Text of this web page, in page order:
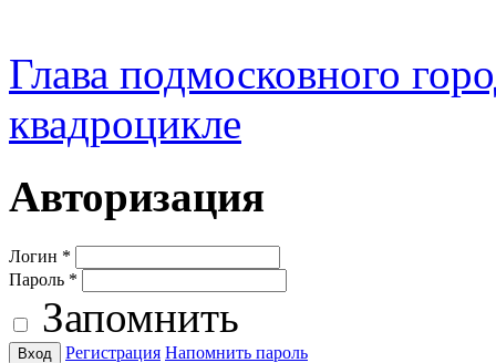
Глава подмосковного
квадроцикле
Авторизация
Логин *
Пароль *
Запомнить
Регистрация Напомнить пароль